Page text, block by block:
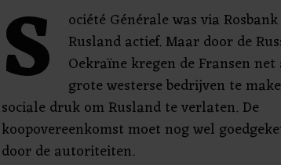
S
ociété Générale was via
Rusland actief. Maar door de
Oekraïne kregen de Fransen
grote westerse bedrijven te
sociale druk om Rusland te verlaten. De
koopovereenkomst moet nog wel
door de autoriteiten.